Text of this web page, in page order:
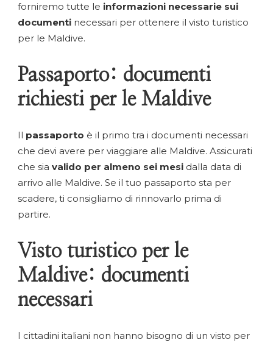
forniremo tutte le informazioni necessarie sui
documenti necessari per ottenere il visto turistico
per le Maldive.
Passaporto: documenti
richiesti per le Maldive
Il passaporto è il primo tra i documenti necessari
che devi avere per viaggiare alle Maldive. Assicurati
che sia valido per almeno sei mesi dalla data di
arrivo alle Maldive. Se il tuo passaporto sta per
scadere, ti consigliamo di rinnovarlo prima di
partire.
Visto turistico per le
Maldive: documenti
necessari
I cittadini italiani non hanno bisogno di un visto per